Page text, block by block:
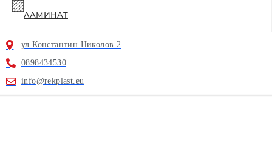
ЛАМИНАТ
ул.Константин Николов 2
0898434530
info@rekplast.eu